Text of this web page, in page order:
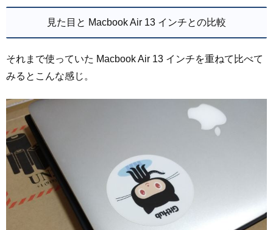
見た目と Macbook Air 13 インチとの比較
それまで使っていた Macbook Air 13 インチを重ねて比べて
みるとこんな感じ。